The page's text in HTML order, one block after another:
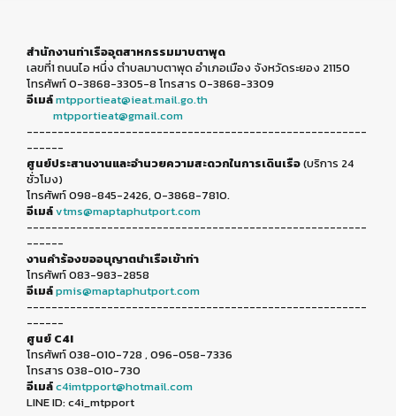
สำนักงานท่าเรืออุตสาหกรรมมาบตาพุด
เลขที่1 ถนนไอ หนึ่ง ตำบลมาบตาพุด อำเภอเมือง จังหวัดระยอง 21150
โทรศัพท์ 0-3868-3305-8 โทรสาร 0-3868-3309
อีเมล์mtpportieat@ieat.mail.go.th
mtpportieat@gmail.com
-------------------------------------------------------
------
ศูนย์ประสานงานและอำนวยความสะดวกในการเดินเรือ(บริการ 24
ชั่วโมง)
โทรศัพท์ 098-845-2426, 0-3868-7810.
อีเมล์vtms@maptaphutport.com
-------------------------------------------------------
------
งานคำร้องขออนุญาตนำเรือเข้าท่า
โทรศัพท์ 083-983-2858
อีเมล์pmis@maptaphutport.com
-------------------------------------------------------
------
ศูนย์ C4I
โทรศัพท์ 038-010-728 , 096-058-7336
โทรสาร 038-010-730
อีเมล์c4imtpport@hotmail.com
LINE ID: c4i_mtpport